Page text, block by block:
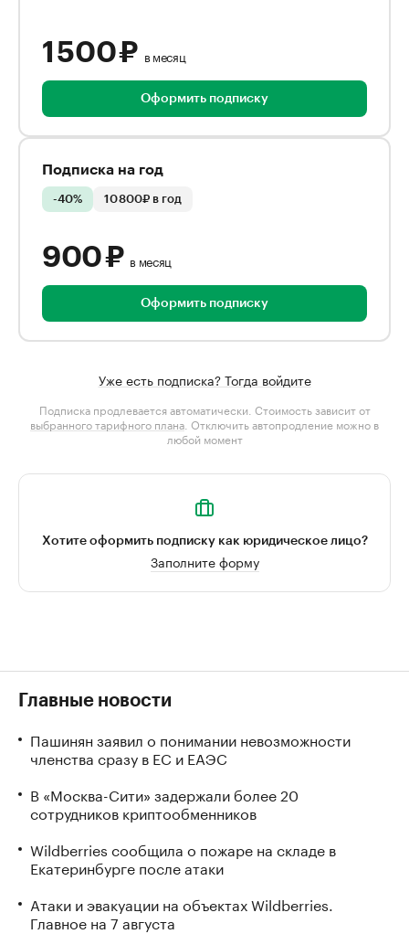
1 500 ₽ в месяц
Оформить подписку
Подписка на год
-40% 10 800₽ в год
900 ₽ в месяц
Оформить подписку
Уже есть подписка? Тогда войдите
Подписка продлевается автоматически. Стоимость зависит от
выбранного тарифного плана . Отключить автопродление можно в
любой момент
Хотите оформить подписку как юридическое лицо?
Заполните форму
Главные новости
Пашинян заявил о понимании невозможности
членства сразу в ЕС и ЕАЭС
В «Москва-Сити» задержали более 20
сотрудников криптообменников
Wildberries сообщила о пожаре на складе в
Екатеринбурге после атаки
Атаки и эвакуации на объектах Wildberries.
Главное на 7 августа